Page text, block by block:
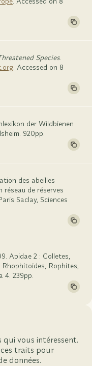
Species.
. Accessed on 8
der Wildbienen
920pp.
des abeilles
de réserves
Saclay, Sciences
Apidae 2 : Colletes,
Rophites,
4. 239pp.
qui vous intéressent.
traits pour
données.